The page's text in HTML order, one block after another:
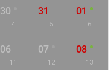
30
4
31
5
01
6
06
11
07
12
08
13